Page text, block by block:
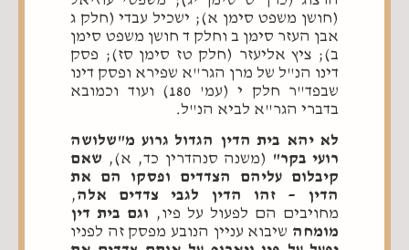
(חושן משפט סימן א); ישכיל עבדי (חלק ג
אבן העזר סימן ב וחלק ד חושן משפט סימן
ב); ציץ אליעזר (חלק טז סימן סז); פסק
דינו הנ"ל של מרן הגר"א שפירא ופסק דינו
שבפד"ר חלק י (עמ' 180) ועוד וכמובא
בדברי הגר"א לביא הנ"ל.
לא יהא בית הדין הגדול גרוע מ"שלושה
רועי בקר" (משנה סנהדרין כד, א), שאם
קיבלום עליהם הצדדים ופסקו הם את
הדין – זהו הדין לגבי צדדים אלה,
מחויבים הם לפעול על פיו, וגם בית דין
מומחה שיבוא עניין הנובע מפסק זה לפניו